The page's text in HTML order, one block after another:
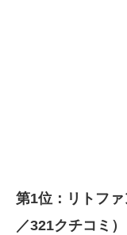
第1位：リトフ
／321クチコミ）